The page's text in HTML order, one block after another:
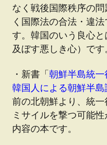
なく戦後国際秩序の
く国際法の合法・違
す。韓国のいう良心
及ぼす悪しき心）です
・新書「朝鮮半島統
韓国人による朝鮮半島
前の北朝鮮より、統
ミサイルを撃つ可能
内容の本です。